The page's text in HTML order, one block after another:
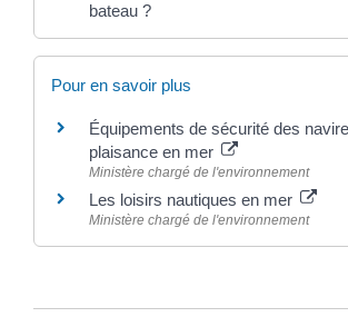
bateau ?
Pour en savoir plus
Équipements de sécurité des
plaisance en mer
Ministère chargé de l'environnement
Les loisirs nautiques en mer
Ministère chargé de l'environnement